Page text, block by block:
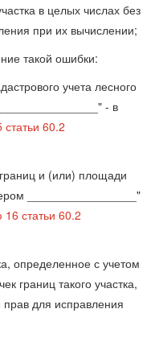
в целых числах без
при их вычислении;
такой ошибки:
учета лесного
- в
статьи 60.2
и (или) площади
_________________"
16 статьи 60.2
определенное с учетом
границ такого участка,
для исправления